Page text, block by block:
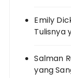
Emily
Tulisnya
Salman
yang